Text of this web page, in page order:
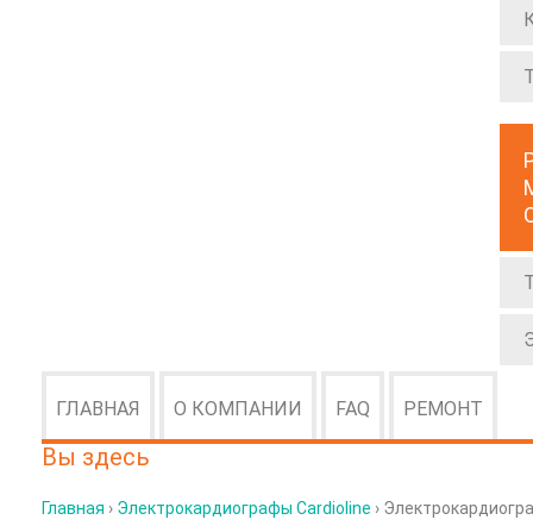
ГЛАВНАЯ О КОМПАНИИ FAQ РЕМОНТ
Вы здесь
Главная › Электрокардиографы Cardioline ›